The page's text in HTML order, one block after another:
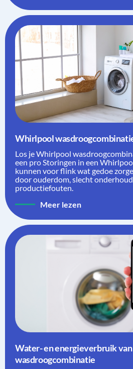
Whirlpool
Los je Whirlpool
een pro Storingen in een
kunnen voor flink wat gedoe
door ouderdom, slecht
productiefouten.
Meer lezen
Water- en energieverbruik van een
wasdroogcombinatie